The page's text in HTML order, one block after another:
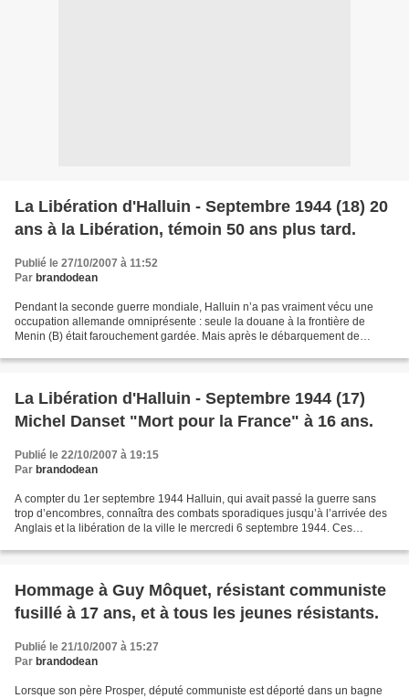
La Libération d'Halluin - Septembre 1944 (18) 20
ans à la Libération, témoin 50 ans plus tard.
Publié le 27/10/2007 à 11:52
Par brandodean
Pendant la seconde guerre mondiale, Halluin n’a pas vraiment vécu une
occupation allemande omniprésente : seule la douane à la frontière de
Menin (B) était farouchement gardée. Mais après le débarquement de
La Libération d'Halluin - Septembre 1944 (17)
Michel Danset "Mort pour la France" à 16 ans.
Publié le 22/10/2007 à 19:15
Par brandodean
A compter du 1er septembre 1944 Halluin, qui avait passé la guerre sans
trop d’encombres, connaîtra des combats sporadiques jusqu’à l’arrivée des
Anglais et la libération de la ville le mercredi 6 septembre 1944. Ces
Hommage à Guy Môquet, résistant communiste
fusillé à 17 ans, et à tous les jeunes résistants.
Publié le 21/10/2007 à 15:27
Par brandodean
Lorsque son père Prosper, député communiste est déporté dans un bagne